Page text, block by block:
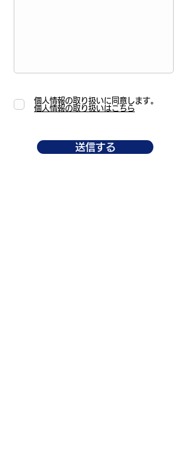
個人情報の取り扱いに同意します。
個人情報の取り扱いはこちら
送信する